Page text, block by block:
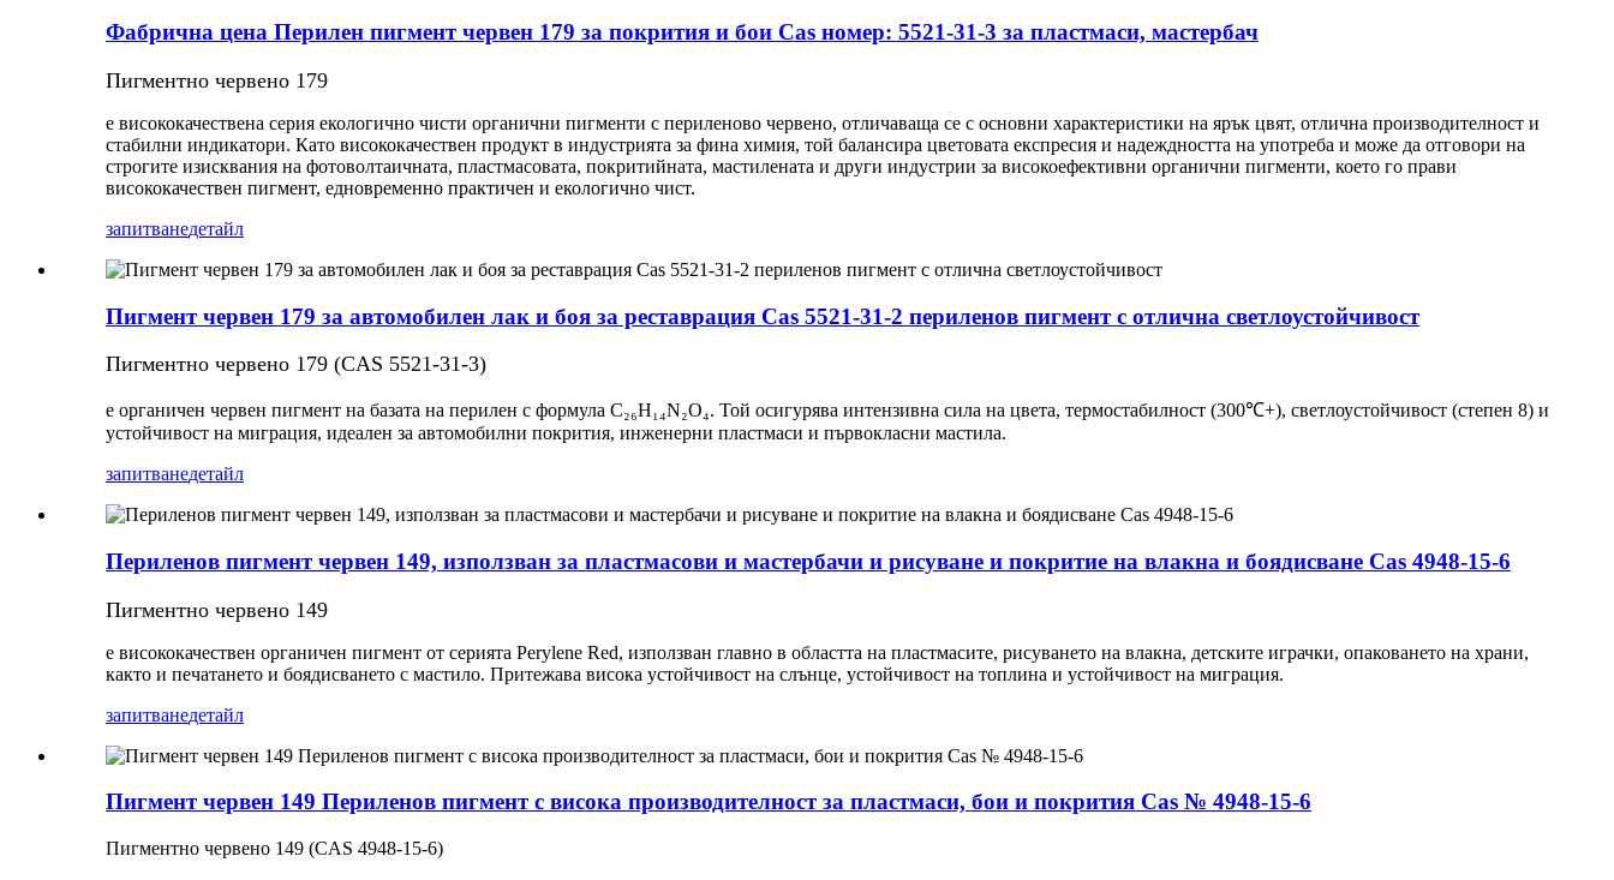
Фабрична цена Перилен пигмент червен 179 за покрития и бои Cas номер: 5521-31-3 за пластмаси, мастербач
Пигментно червено 179
е висококачествена серия екологично чисти органични пигменти с периленово червено, отличаваща се с основни характеристики на ярък цвят, отлична производителност и
стабилни индикатори. Като висококачествен продукт в индустрията за фина химия, той балансира цветовата експресия и надеждността на употреба и може да отговори на
строгите изисквания на фотоволтаичната, пластмасовата, покритийната, мастилената и други индустрии за високоефективни органични пигменти, което го прави
висококачествен пигмент, едновременно практичен и екологично чист.
запитванедетайл
Пигмент червен 179 за автомобилен лак и боя за реставрация Cas 5521-31-2 периленов пигмент с отлична светлоустойчивост
Пигментно червено 179 (CAS 5521-31-3)
е органичен червен пигмент на базата на перилен с формула C₂₆H₁₄N₂O₄. Той осигурява интензивна сила на цвета, термостабилност (300℃+), светлоустойчивост (степен 8) и
устойчивост на миграция, идеален за автомобилни покрития, инженерни пластмаси и първокласни мастила.
запитванедетайл
Периленов пигмент червен 149, използван за пластмасови и мастербачи и рисуване и покритие на влакна и боядисване Cas 4948-15-6
Пигментно червено 149
е висококачествен органичен пигмент от серията Perylene Red, използван главно в областта на пластмасите, рисуването на влакна, детските играчки, опаковането на храни,
както и печатането и боядисването с мастило. Притежава висока устойчивост на слънце, устойчивост на топлина и устойчивост на миграция.
запитванедетайл
Пигмент червен 149 Периленов пигмент с висока производителност за пластмаси, бои и покрития Cas № 4948-15-6
Пигментно червено 149 (CAS 4948-15-6)